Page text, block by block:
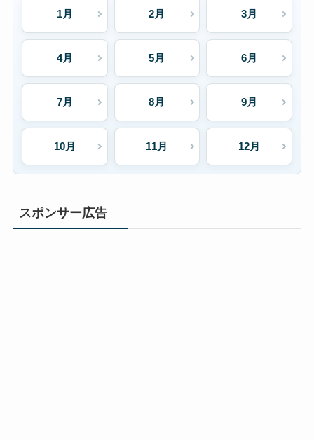
1月 2月 3月
4月 5月 6月
7月 8月 9月
10月 11月 12月
スポンサー広告